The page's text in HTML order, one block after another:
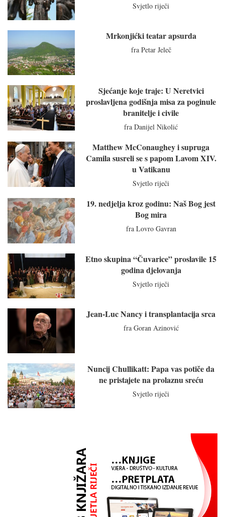
Svjetlo riječi
Mrkonjićki teatar apsurda
fra Petar Jeleč
Sjećanje koje traje: U Neretvici
proslavljena godišnja misa za poginule
branitelje i civile
fra Danijel Nikolić
Matthew McConaughey i supruga
Camila susreli se s papom Lavom XIV.
u Vatikanu
Svjetlo riječi
19. nedjelja kroz godinu: Naš Bog jest
Bog mira
fra Lovro Gavran
Etno skupina “Čuvarice” proslavile 15
godina djelovanja
Svjetlo riječi
Jean-Luc Nancy i transplantacija srca
fra Goran Azinović
Nuncij Chullikatt: Papa vas potiče da
ne pristajete na prolaznu sreću
Svjetlo riječi